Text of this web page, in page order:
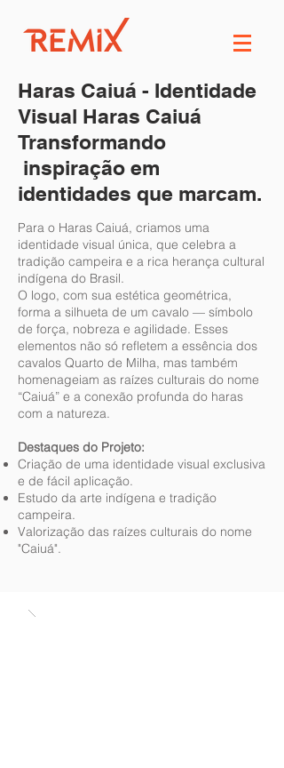
Haras Caiuá - Identidade
Visual Haras Caiuá
Transformando
inspiração em
identidades que marcam.
Para o Haras Caiuá, criamos uma
identidade visual única, que celebra a
tradição campeira e a rica herança cultural
indígena do Brasil.
O logo, com sua estética geométrica,
forma a silhueta de um cavalo — símbolo
de força, nobreza e agilidade. Esses
elementos não só refletem a essência dos
cavalos Quarto de Milha, mas também
homenageiam as raízes culturais do nome
“Caiuá” e a conexão profunda do haras
com a natureza.
Destaques do Projeto:
Criação de uma identidade visual exclusiva
e de fácil aplicação.
Estudo da arte indígena e tradição
campeira.
Valorização das raízes culturais do nome
"Caiuá".